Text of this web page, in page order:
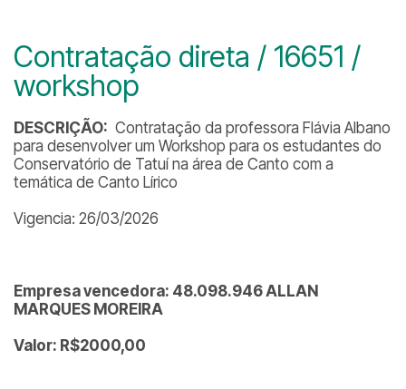
Contratação direta / 16651 /
workshop
DESCRIÇÃO: Contratação da professora Flávia Albano
para desenvolver um Workshop para os estudantes do
Conservatório de Tatuí na área de Canto com a
temática de Canto Lírico
Vigencia: 26/03/2026
Empresa vencedora: 48.098.946 ALLAN
MARQUES MOREIRA
Valor: R$2000,00